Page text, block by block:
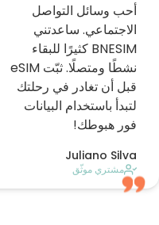
أحب وسائل التواصل
الاجتماعي. ساعدتني
BNESIM كثيرًا للبقاء
نشطًا ومتصلًا. ثبّت eSIM
قبل أن تغادر في رحلتك
لتبدأ باستخدام البيانات
فور هبوطك!
Juliano Silva
مشتري موثّق